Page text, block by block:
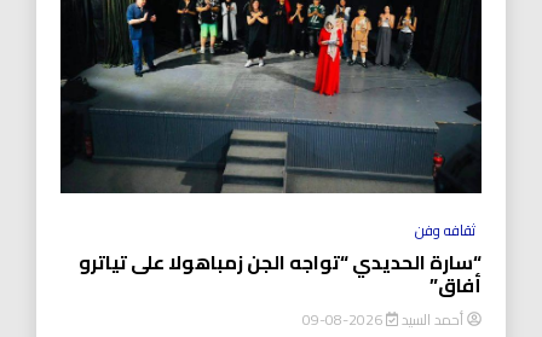
ثقافه وفن
“سارة الحديدي “تواجه الجن زمباهولا على تياترو
أفاق”
أحمد السيد 2026-08-09